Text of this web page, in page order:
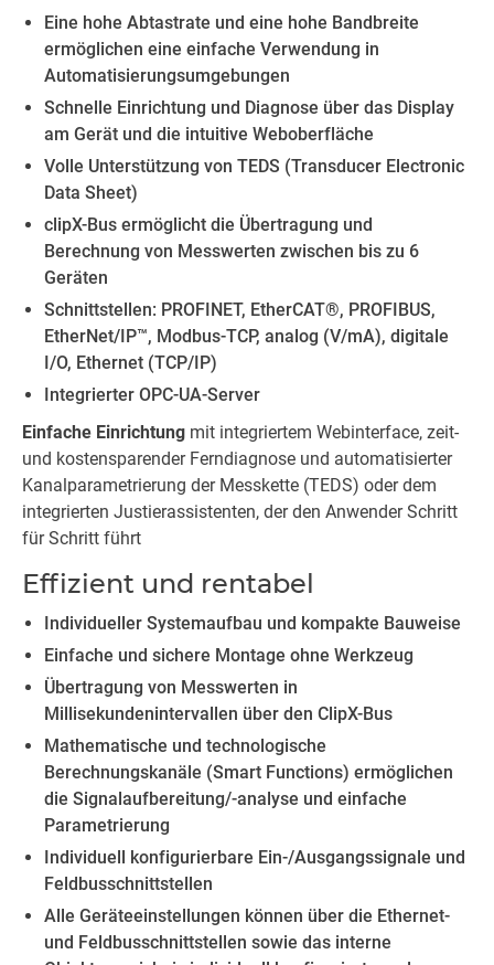
Eine hohe Abtastrate und eine hohe Bandbreite
ermöglichen eine einfache Verwendung in
Automatisierungsumgebungen
Schnelle Einrichtung und Diagnose über das Display
am Gerät und die intuitive Weboberfläche
Volle Unterstützung von TEDS (Transducer Electronic
Data Sheet)
clipX-Bus ermöglicht die Übertragung und
Berechnung von Messwerten zwischen bis zu 6
Geräten
Schnittstellen: PROFINET, EtherCAT®, PROFIBUS,
EtherNet/IP™, Modbus-TCP, analog (V/mA), digitale
I/O, Ethernet (TCP/IP)
Integrierter OPC-UA-Server
Einfache Einrichtung mit integriertem Webinterface, zeit-
und kostensparender Ferndiagnose und automatisierter
Kanalparametrierung der Messkette (TEDS) oder dem
integrierten Justierassistenten, der den Anwender Schritt
für Schritt führt
Effizient und rentabel
Individueller Systemaufbau und kompakte Bauweise
Einfache und sichere Montage ohne Werkzeug
Übertragung von Messwerten in
Millisekundenintervallen über den ClipX-Bus
Mathematische und technologische
Berechnungskanäle (Smart Functions) ermöglichen
die Signalaufbereitung/-analyse und einfache
Parametrierung
Individuell konfigurierbare Ein-/Ausgangssignale und
Feldbusschnittstellen
Alle Geräteeinstellungen können über die Ethernet-
und Feldbusschnittstellen sowie das interne